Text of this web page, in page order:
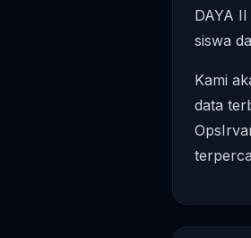
DAYA
siswa
Kami
data